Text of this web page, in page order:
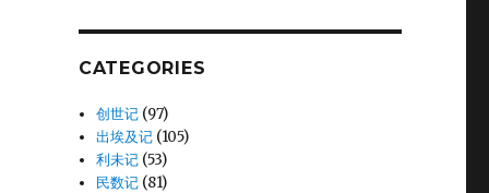
CATEGORIES
创世记 (97)
出埃及记 (105)
利未记 (53)
民数记 (81)